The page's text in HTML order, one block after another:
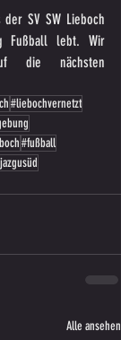
SV SW Lieboch
Fußball lebt. Wir
die nächsten
#liebochvernetzt
#fußball
Alle ansehen